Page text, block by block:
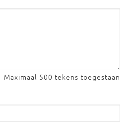
Maximaal 500 tekens toegestaan